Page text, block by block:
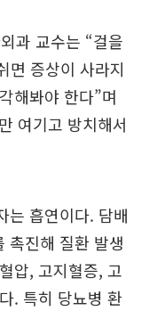
과 교수는 “걸을
면 증상이 사라지
해봐야 한다”며
여기고 방치해서
는 흡연이다. 담배
촉진해 질환 발생
압, 고지혈증, 고
. 특히 당뇨병 환